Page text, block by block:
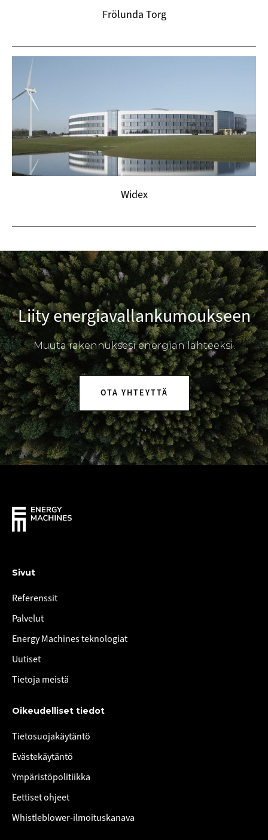
Frölunda Torg
Widex
Liity energiavallankumoukseen
Muuta rakennuksesi energian lähteeksi.
OTA YHTEYTTÄ
Sivut
Referenssit
Palvelut
Energy Machines teknologiat
Uutiset
Tietoja meistä
Oikeudelliset tiedot
Tietosuojakäytäntö
Evästekäytäntö
Ympäristöpolitiikka
Eettiset ohjeet
Whistleblower-ilmoituskanava